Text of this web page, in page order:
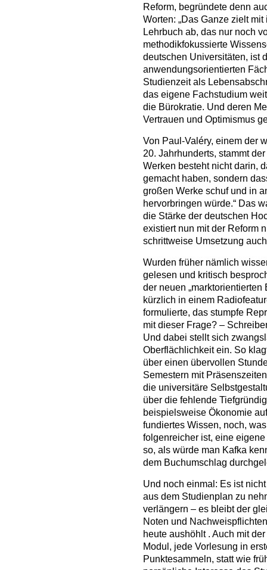
Reform, begründete denn
Worten: „Das Ganze zielt
Lehrbuch ab, das nur noch
methodikfokussierte
deutschen Universitäten, ist
anwendungsorientierten
Studienzeit als
das eigene Fachstudium
die Bürokratie. Und deren
Vertrauen und Optimismus
Von Paul-Valéry, einem der
20. Jahrhunderts, stammt
Werken besteht nicht darin,
gemacht haben, sondern
großen Werke schuf und in
hervorbringen würde.“ Das
die Stärke der deutschen
existiert nun mit der Reform
schrittweise Umsetzung
Wurden früher nämlich
gelesen und kritisch
der neuen
kürzlich in einem
formulierte, das stumpfe
mit dieser Frage? –
Und dabei stellt sich
Oberflächlichkeit ein. So
über einen übervollen
Semestern mit
die universitäre
über die fehlende
beispielsweise Ökonomie
fundiertes Wissen, noch,
folgenreicher ist, eine
so, als würde man Kafka
dem Buchumschlag
Und noch einmal: Es ist
aus dem Studienplan zu
verlängern – es bleibt der
Noten und
heute aushöhlt . Auch mit
Modul, jede Vorlesung in
Punktesammeln, statt wie